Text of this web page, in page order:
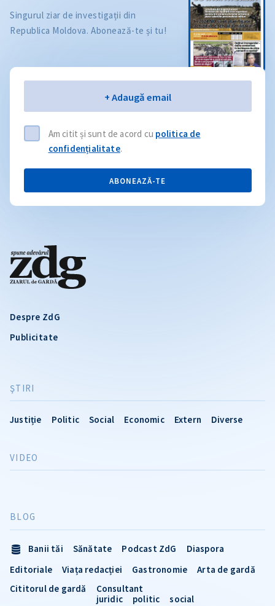
Despre ZdG
Publicitate
ŞTIRI
Justiție Politic Social Economic Extern Diverse
VIDEO
BLOG
Banii tăi Sănătate Podcast ZdG
Diaspora
Editoriale
Viața redacției Gastronomie
Arta de gardă
Cititorul de gardă
Consultant
juridic
politic social
Singurul ziar de investigații din
Republica Moldova. Abonează-te și tu!
+ Adaugă email
Am citit și sunt de acord cu politica de
confidențialitate.
ABONEAZĂ-TE